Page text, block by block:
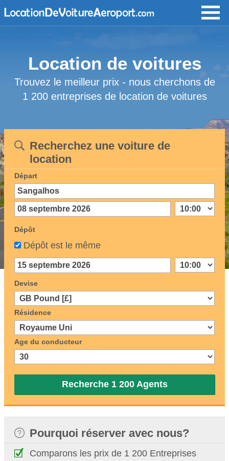
Location de voitures
Trouvez le meilleur prix - nous cherchons de
1 200 entreprises de location de voitures
Recherchez une voiture de
location
Départ
Dépôt
Dépôt est le même
Devise
Résidence
Age du conducteur
Recherche 1 200 Agents
Pourquoi réserver avec nous?
Comparons les prix de 1 200 Entreprises